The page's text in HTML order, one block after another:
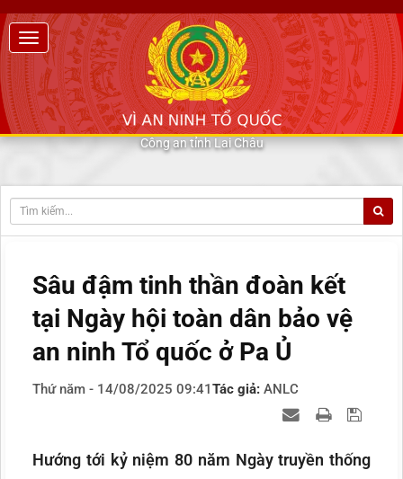
Công an tỉnh Lai Châu
Sâu đậm tinh thần đoàn kết
tại Ngày hội toàn dân bảo vệ
an ninh Tổ quốc ở Pa Ủ
Thứ năm - 14/08/2025 09:41Tác giả: ANLC
Hướng tới kỷ niệm 80 năm Ngày truyền thống